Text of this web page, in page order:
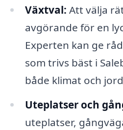
Växtval: Att välja
avgörande för en
Experten kan ge
som trivs bäst i
både klimat och
Uteplatser och
uteplatser,